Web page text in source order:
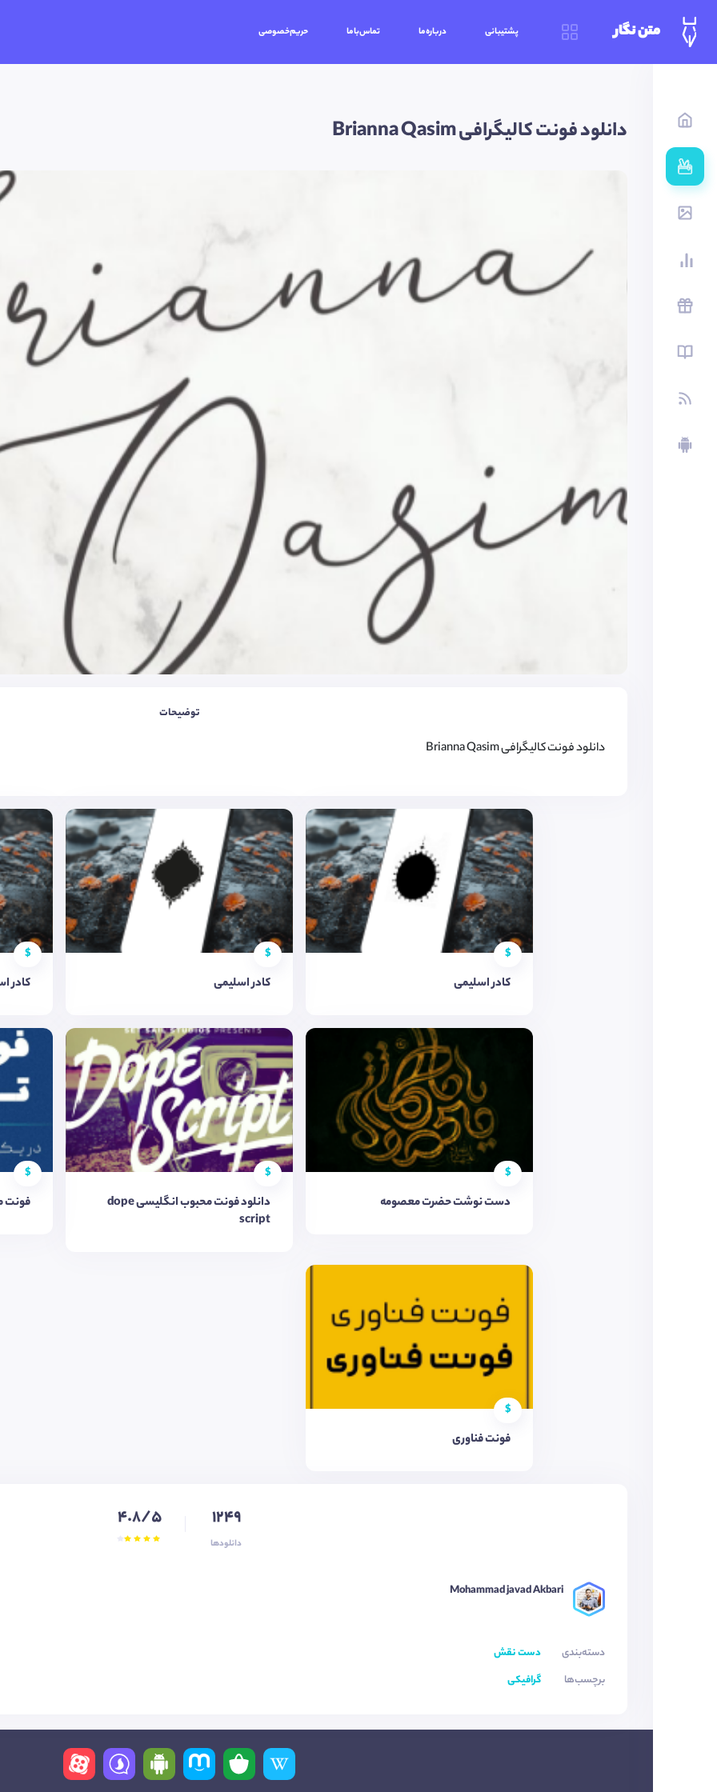
متن نگار پشتیبانی درباره‌ما تماس‌باما حریم‌خصوصی
دانلود فونت کالیگرافی Brianna Qasim
توضیحات
دانلود فونت کالیگرافی Brianna Qasim
$
کادر اسلیمی
$
کادر اسلیمی
$
کادر
$
دست نوشت حضرت معصومه
$
دانلود فونت محبوب انگلیسی dope
script
$
فونت
$
فونت فناوری
1249
دانلودها
4.8/5
Mohammad javad Akbari
دسته‌بندی
دست نقش
برچسب‌ها
گرافیکی